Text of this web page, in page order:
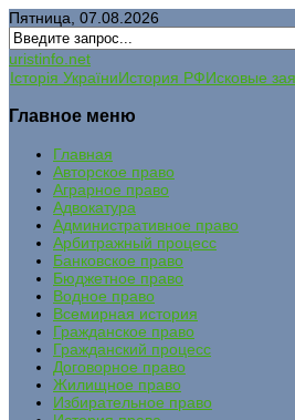
Пятница, 07.08.2026
uristinfo.net
Історія УкраїниИстория РФИсковые
Главное меню
Главная
Авторское право
Аграрное право
Адвокатура
Административное право
Арбитражный процесс
Банковское право
Бюджетное право
Водное право
Всемирная история
Гражданское право
Гражданский процесс
Договорное право
Жилищное право
Избирательное право